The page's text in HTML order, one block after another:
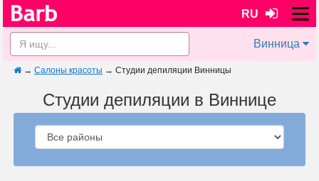
RU
Винница
→ Салоны красоты → Студии депиляции Винницы
Студии депиляции в Виннице